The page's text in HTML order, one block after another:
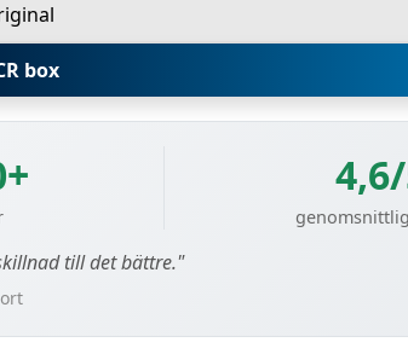
box
till det bättre."